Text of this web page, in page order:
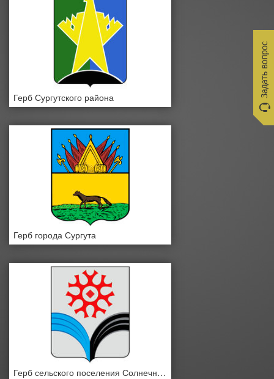
Герб Сургутского района
Герб города Сургута
Герб сельского поселения Солнечный